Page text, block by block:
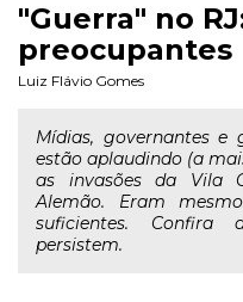
"Guerra" no
preocupantes
Luiz Flávio Gomes
Mídias, governantes e
estão aplaudindo (a
as invasões da Vila
Alemão. Eram
suficientes. Confira
persistem.